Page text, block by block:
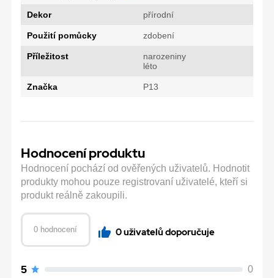
Dekor přírodní
Použití pomůcky zdobení
Příležitost
narozeniny
léto
Značka P13
Hodnocení produktu
Hodnocení pochází od ověřených uživatelů. Hodnotit
produkty mohou pouze registrovaní uživatelé, kteří si
produkt reálně zakoupili.
0 hodnocení 0 uživatelů doporučuje
5 0